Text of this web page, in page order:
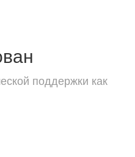
поддержки как